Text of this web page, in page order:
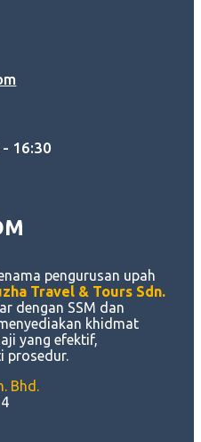
16:30
pengurusan upah
Travel & Tours Sdn.
dengan SSM dan
khidmat
yang efektif,
prosedur.
Bhd.